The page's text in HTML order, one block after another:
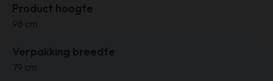
Product hoogte
98 cm
Verpakking breedte
79 cm